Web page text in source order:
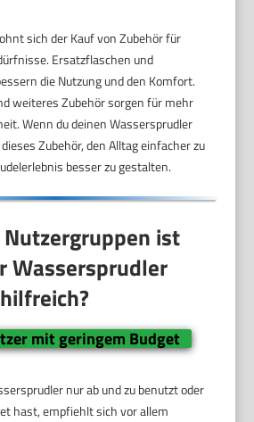
sich der Kauf von Zubehör für
Ersatzflaschen und
die Nutzung und den Komfort.
weiteres Zubehör sorgen für mehr
Wenn du deinen Wassersprudler
Zubehör, den Alltag einfacher zu
besser zu gestalten.
ist
Wassersprudler
mit geringem Budget
nur ab und zu benutzt oder
hast, empfiehlt sich vor allem